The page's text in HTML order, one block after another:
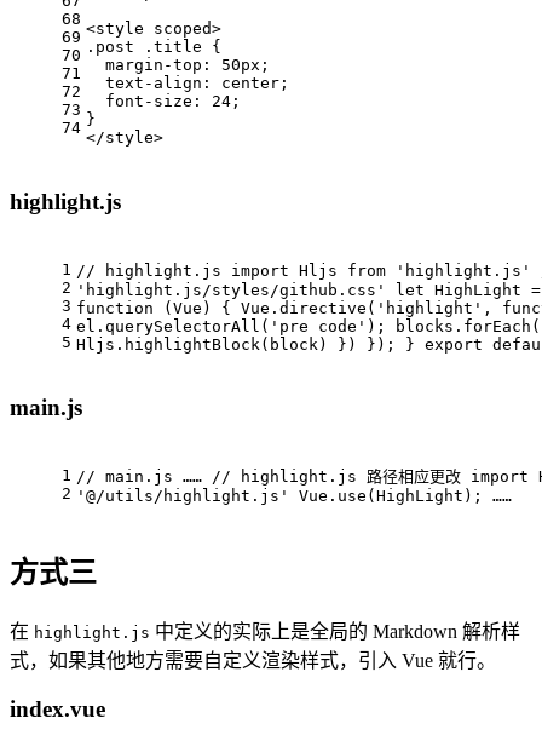
68
69
70
71
72
73
74
<style scoped>
.post .title {
  margin-top: 50px;
  text-align: center;
  font-size: 24;
}
</style>
highlight.js
1
2
3
4
5
// highlight.js import Hljs from 'highlight.js' //
'highlight.js/styles/github.css' let HighLight
function (Vue) { Vue.directive('highlight',
el.querySelectorAll('pre code');
Hljs.highlightBlock(block) }) }); } export
main.js
1
2
// main.js …… // highlight.js 路径相应更改 import
'@/utils/highlight.js' Vue.use(HighLight); ……
方式三
在 highlight.js 中定义的实际上是全局的 Markdown 解析样
式，如果其他地方需要自定义渲染样式，引入 Vue 就行。
index.vue